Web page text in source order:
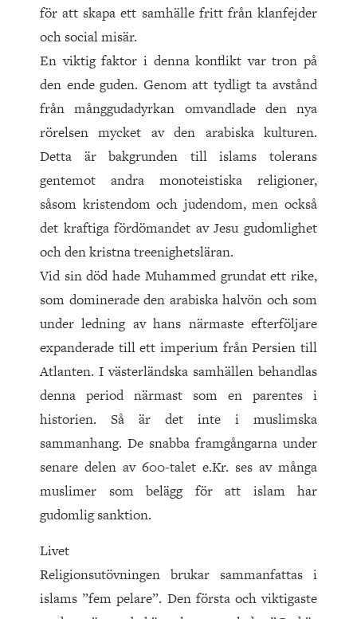
för att skapa ett samhälle fritt från klanfejder
och social misär.
En viktig faktor i denna konflikt var tron på
den ende guden. Genom att tydligt ta avstånd
från månggudadyrkan omvandlade den nya
rörelsen mycket av den arabiska kulturen.
Detta är bakgrunden till islams tolerans
gentemot andra monoteistiska religioner,
såsom kristendom och judendom, men också
det kraftiga fördömandet av Jesu gudomlighet
och den kristna treenighetsläran.
Vid sin död hade Muhammed grundat ett rike,
som dominerade den arabiska halvön och som
under ledning av hans närmaste efterföljare
expanderade till ett imperium från Persien till
Atlanten. I västerländska samhällen behandlas
denna period närmast som en parentes i
historien. Så är det inte i muslimska
sammanhang. De snabba framgångarna under
senare delen av 600-talet e.Kr. ses av många
muslimer som belägg för att islam har
gudomlig sanktion.
Livet
Religionsutövningen brukar sammanfattas i
islams ”fem pelare”. Den första och viktigaste